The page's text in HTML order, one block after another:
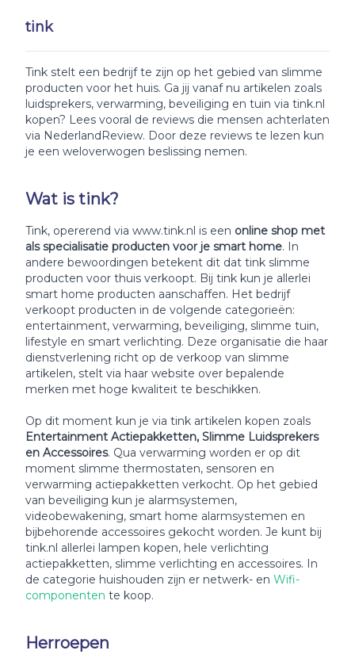
tink
Tink stelt een bedrijf te zijn op het gebied van slimme
producten voor het huis. Ga jij vanaf nu artikelen zoals
luidsprekers, verwarming, beveiliging en tuin via tink.nl
kopen? Lees vooral de reviews die mensen achterlaten
via NederlandReview. Door deze reviews te lezen kun
je een weloverwogen beslissing nemen.
Wat is tink?
Tink, opererend via www.tink.nl is een online shop met
als specialisatie producten voor je smart home. In
andere bewoordingen betekent dit dat tink slimme
producten voor thuis verkoopt. Bij tink kun je allerlei
smart home producten aanschaffen. Het bedrijf
verkoopt producten in de volgende categorieën:
entertainment, verwarming, beveiliging, slimme tuin,
lifestyle en smart verlichting. Deze organisatie die haar
dienstverlening richt op de verkoop van slimme
artikelen, stelt via haar website over bepalende
merken met hoge kwaliteit te beschikken.
Op dit moment kun je via tink artikelen kopen zoals
Entertainment Actiepakketten, Slimme Luidsprekers
en Accessoires. Qua verwarming worden er op dit
moment slimme thermostaten, sensoren en
verwarming actiepakketten verkocht. Op het gebied
van beveiliging kun je alarmsystemen,
videobewakening, smart home alarmsystemen en
bijbehorende accessoires gekocht worden. Je kunt bij
tink.nl allerlei lampen kopen, hele verlichting
actiepakketten, slimme verlichting en accessoires. In
de categorie huishouden zijn er netwerk- en Wifi-
componenten te koop.
Herroepen